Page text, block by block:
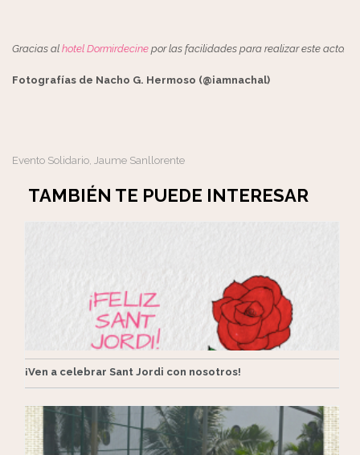
Gracias al hotel Dormirdecine por las facilidades para realizar este acto.
Fotografías de Nacho G. Hermoso (@iamnachal)
Evento Solidario Jaume Sanllorente
TAMBIÉN TE PUEDE INTERESAR
¡Ven a celebrar Sant Jordi con nosotros!